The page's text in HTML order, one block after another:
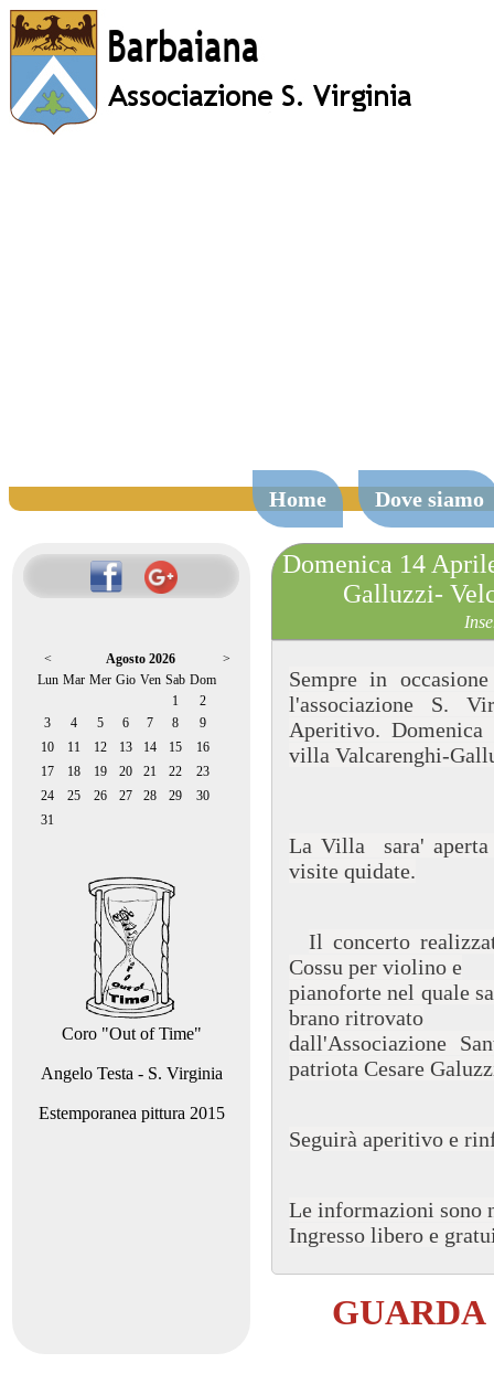
Home Dove siamo
< Agosto 2026
>
Lun Mar Mer Gio Ven Sab Dom
1
2
3
4 5 6 7 8
9
10
11 12 13 14 15
16
17
18 19 20 21 22
23
24
25 26 27 28 29
30
31
Coro "Out of Time"
Angelo Testa - S. Virginia
Estemporanea pittura 2015
Domenica 14
Galluzzi-
Sempre in
l'associazione S.
Aperitivo.
villa Valcarenghi-
La Villa sara'
visite quidate.
Il concerto
Cossu per violino e
pianoforte nel quale
brano ritrovato
dall'Associazione
patriota Cesare
Seguirà aperitivo e
Le informazioni sono
Ingresso libero e